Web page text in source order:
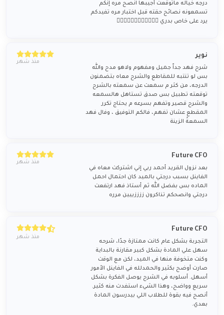
درجه خياله ماتوقعت أجيبها انصح مره إنكم
تسمعونه نصائح حقته قبل اختبار مره تفيدكم
يرد على خاص بدري 👍🏻👍🏻👍🏻👍🏻👍🏻👍🏻
نوير
شرح فهد جداّ جميل ومفهوم ولاهو مدح والله
بس لو تنتبه للمقاطع والشرح معاه بتضمنون
الدرجه، من كثر م سمعت عن سمعته بالشرح
توقعته تطبيل بس صدق تستاهل هالسمعه
والشرح قصير وتفهم بسرعه م يحتاج تكرر
المقطع عشان تفهم، فالكم التوفيق ، وفال فهد
السمعةً الزينة
منذ شهر
Future CFO
بعد نزول القريد أحمد ربي إني اشتركت معاه في
الفاينل بسبب درجتي بالميد كان احتمال احمل
الماده بس بفضل الله ثم أستاذ فهد ارتفعت
درجتي وانصحكم تذاكرون ززززييين مرره
منذ شهر
Future CFO
التجربة بشكل عام كانت ممتازة جدًا، شرحه
سهل علي المادة بشكل كبير مقارنة بالبداية
وكنت متخوفة منها في الميد، لكن مع الوقت
صارت أوضح بكثير والحمدلله في الفاينل الأمور
أسهل. أسلوبه في الشرح يوصل الفكرة بشكل
سريع وواضح، وهذا الشيء استفدت منه كثير.
أنصح فيه بقوة للطلاب اللي بيدرسون المادة
بعدي.
منذ شهر